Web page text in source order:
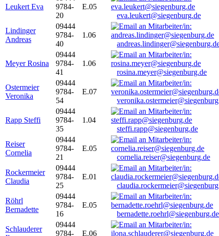
Leukert Eva
9784-
20
E.05
eva.leukert@siegenburg.de
Lindinger
Andreas
09444
9784-
40
1.06
Meyer Rosina
09444
9784-
41
1.06
rosina.meyer@siegenburg.de
Ostermeier
Veronika
09444
9784-
54
E.07
Rapp Steffi
09444
9784-
35
1.04
steffi.rapp@siegenburg.de
Reiser
Cornelia
09444
9784-
21
E.05
cornelia.reiser@siegenburg.de
Rockermeier
Claudia
09444
9784-
25
E.01
Röhrl
Bernadette
09444
9784-
16
E.05
bernadette.roehrl@siegenburg.de
Schlauderer
09444
9784-
E.06